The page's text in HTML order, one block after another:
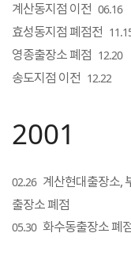
계산동지점 이전 06.16
효성동지점 폐점전
영종출장소 폐점 12.20
송도지점 이전 12.22
2001
02.26 계산현대출장소,
출장소 폐점
05.30 화수동출장소 폐